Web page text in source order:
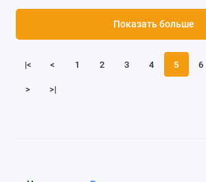
|< < 1 2 3 4 5 6
> >|
Показать больше